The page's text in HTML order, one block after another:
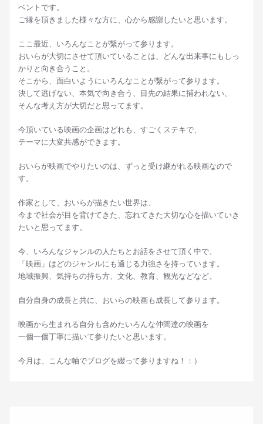
ベントです。
ご縁を頂きました様々な方に、心から感謝したいと思います。
ここ最近、いろんなことが繋がって参ります。
おいらが大切にさせて頂いていることは、どんな出来事にもしっ
かりと向き合うこと。
そこから、面白いようにいろんなことが繋がって参ります。
決して逃げない、本気で向き合う、目先の結果に捕われない、
そんな考え方が大切だと思ってます。
今頂いている映画の企画はどれも、すごくステキで、
テーマに大変共感ができます。
おいらが映画でやりたいのは、ずっと受け継がれる映画なので
す。
作家として、おいらが描きたい世界は、
今まで社会が目を背けてきた、忘れてきた大切な心を描いていき
たいと思ってます。
今、いろんなジャンルの人たちとお話をさせて頂く中で、
「映画」はどのジャンルにも通じる力強さを持っています。
地域振興、気持ちの持ち方、文化、教育、観光などなど。
自分自身の成長と共に、おいらの映画も成長して参ります。
映画から生まれる自分も含めたいろんな仲間達の映画を
一個一個丁寧に描いて参りたいと思います。
今月は、こんな軸でブログを綴って参りますね！：）